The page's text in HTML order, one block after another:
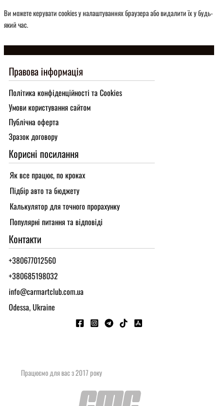
Ви можете керувати cookies у налаштуваннях браузера або видалити їх у будь-
який час.
Правова інформація
Політика конфіденційності та Cookies
Умови користування сайтом
Публічна оферта
Зразок договору
Корисні посилання
Як все працює, по кроках
Підбір авто та бюджету
Калькулятор для точного прорахунку
Популярні питання та відповіді
Контакти
+380677012560
+380685198032
info@carmartclub.com.ua
Odessa, Ukraine
Працюємо для вас з 2017 року